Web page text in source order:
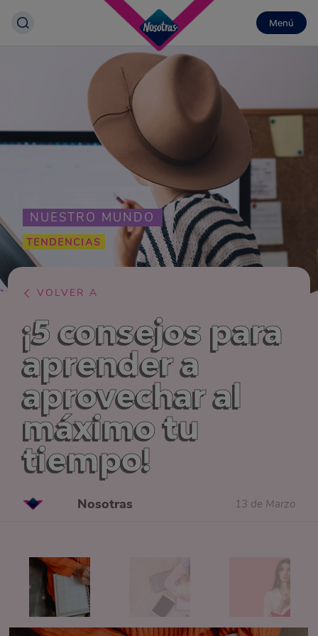
Menú
NUESTRO MUNDO
TENDENCIAS
VOLVER A
¡5 consejos para
aprender a
aprovechar al
máximo tu
tiempo!
Nosotras 13 de Marzo